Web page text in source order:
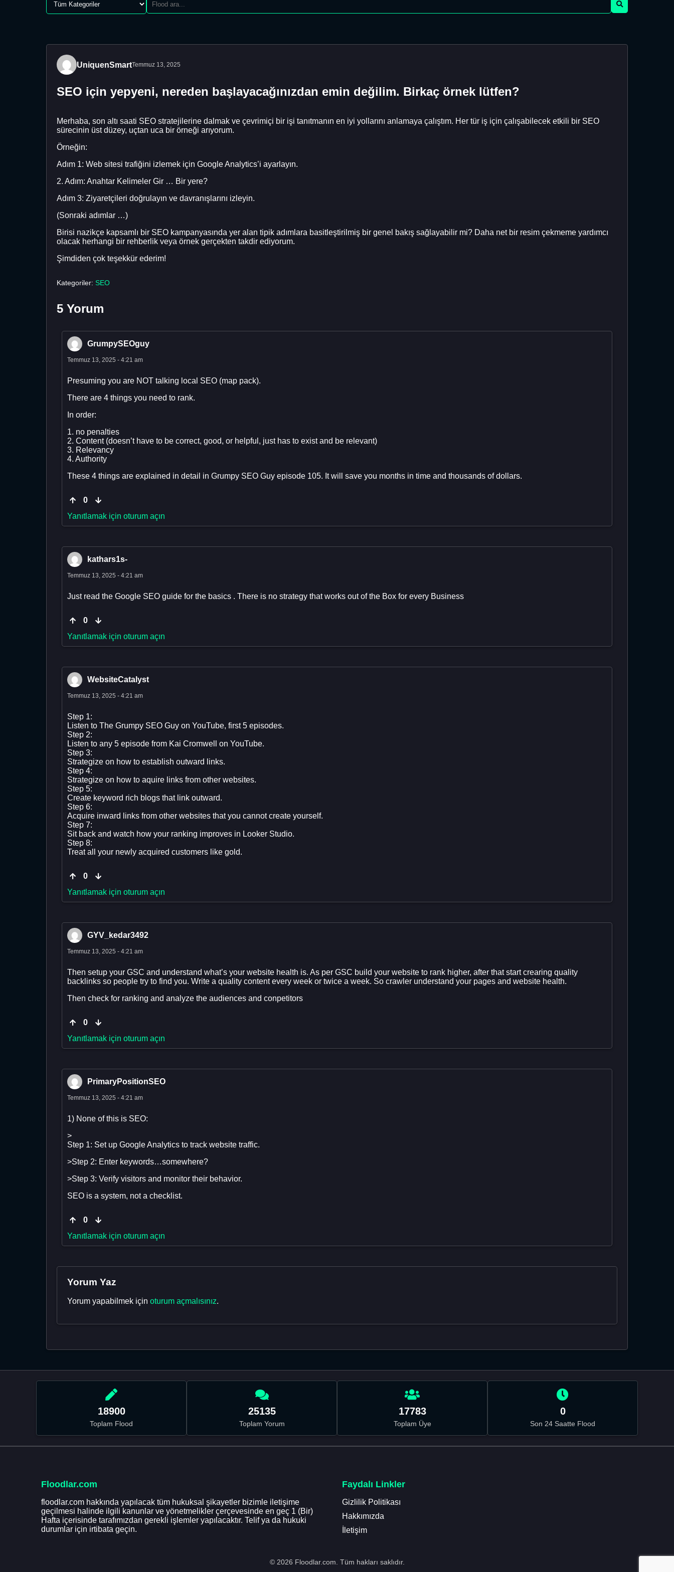
UniquenSmartTemmuz 13, 2025
SEO için yepyeni, nereden başlayacağınızdan emin değilim. Birkaç örnek lütfen?
Merhaba, son altı saati SEO stratejilerine dalmak ve çevrimiçi bir işi tanıtmanın en iyi yollarını anlamaya çalıştım. Her tür iş için çalışabilecek etkili bir SEO
sürecinin üst düzey, uçtan uca bir örneği arıyorum.
Örneğin:
Adım 1: Web sitesi trafiğini izlemek için Google Analytics’i ayarlayın.
2. Adım: Anahtar Kelimeler Gir … Bir yere?
Adım 3: Ziyaretçileri doğrulayın ve davranışlarını izleyin.
(Sonraki adımlar …)
Birisi nazikçe kapsamlı bir SEO kampanyasında yer alan tipik adımlara basitleştirilmiş bir genel bakış sağlayabilir mi? Daha net bir resim çekmeme yardımcı
olacak herhangi bir rehberlik veya örnek gerçekten takdir ediyorum.
Şimdiden çok teşekkür ederim!
Kategoriler: SEO
5 Yorum
GrumpySEOguy
Temmuz 13, 2025 - 4:21 am
Presuming you are NOT talking local SEO (map pack).
There are 4 things you need to rank.
In order:
1. no penalties
2. Content (doesn’t have to be correct, good, or helpful, just has to exist and be relevant)
3. Relevancy
4. Authority
These 4 things are explained in detail in Grumpy SEO Guy episode 105. It will save you months in time and thousands of dollars.
0
Yanıtlamak için oturum açın
kathars1s-
Temmuz 13, 2025 - 4:21 am
Just read the Google SEO guide for the basics . There is no strategy that works out of the Box for every Business
0
Yanıtlamak için oturum açın
WebsiteCatalyst
Temmuz 13, 2025 - 4:21 am
Step 1:
Listen to The Grumpy SEO Guy on YouTube, first 5 episodes.
Step 2:
Listen to any 5 episode from Kai Cromwell on YouTube.
Step 3:
Strategize on how to establish outward links.
Step 4:
Strategize on how to aquire links from other websites.
Step 5:
Create keyword rich blogs that link outward.
Step 6:
Acquire inward links from other websites that you cannot create yourself.
Step 7:
Sit back and watch how your ranking improves in Looker Studio.
Step 8:
Treat all your newly acquired customers like gold.
0
Yanıtlamak için oturum açın
GYV_kedar3492
Temmuz 13, 2025 - 4:21 am
Then setup your GSC and understand what’s your website health is. As per GSC build your website to rank higher, after that start crearing quality
backlinks so people try to find you. Write a quality content every week or twice a week. So crawler understand your pages and website health.
Then check for ranking and analyze the audiences and conpetitors
0
Yanıtlamak için oturum açın
PrimaryPositionSEO
Temmuz 13, 2025 - 4:21 am
1) None of this is SEO:
>
Step 1: Set up Google Analytics to track website traffic.
>Step 2: Enter keywords…somewhere?
>Step 3: Verify visitors and monitor their behavior.
SEO is a system, not a checklist.
0
Yanıtlamak için oturum açın
Yorum Yaz
Yorum yapabilmek için oturum açmalısınız.
18900
Toplam Flood
25135
Toplam Yorum
17783
Toplam Üye
0
Son 24 Saatte Flood
Floodlar.com
floodlar.com hakkında yapılacak tüm hukuksal şikayetler bizimle iletişime
geçilmesi halinde ilgili kanunlar ve yönetmelikler çerçevesinde en geç 1 (Bir)
Hafta içerisinde tarafımızdan gerekli işlemler yapılacaktır. Telif ya da hukuki
durumlar için irtibata geçin.
Faydalı Linkler
Gizlilik Politikası
Hakkımızda
İletişim
© 2026 Floodlar.com. Tüm hakları saklıdır.